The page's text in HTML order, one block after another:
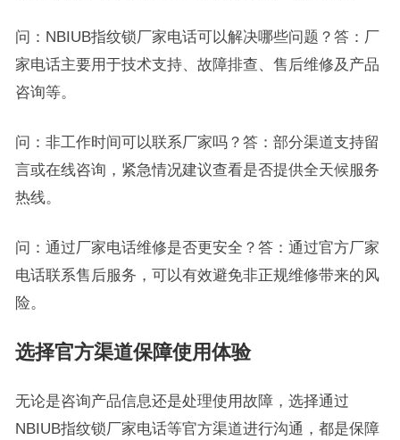
问：NBIUB指纹锁厂家电话可以解决哪些问题？答：厂
家电话主要用于技术支持、故障排查、售后维修及产品
咨询等。
问：非工作时间可以联系厂家吗？答：部分渠道支持留
言或在线咨询，紧急情况建议查看是否提供全天候服务
热线。
问：通过厂家电话维修是否更安全？答：通过官方厂家
电话联系售后服务，可以有效避免非正规维修带来的风
险。
选择官方渠道保障使用体验
无论是咨询产品信息还是处理使用故障，选择通过
NBIUB指纹锁厂家电话等官方渠道进行沟通，都是保障